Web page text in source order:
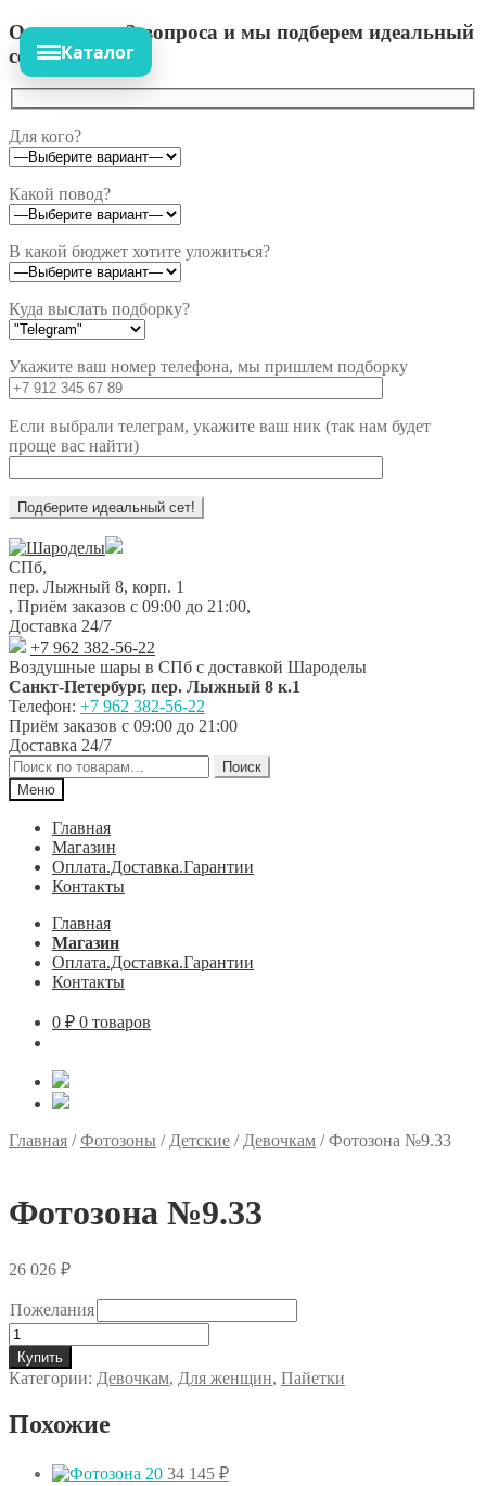
Ответьте на 3 вопроса и мы подберем идеальный
сет!
Для кого?
Какой повод?
В какой бюджет хотите уложиться?
Куда выслать подборку?
Укажите ваш номер телефона, мы пришлем подборку
Если выбрали телеграм, укажите ваш ник (так нам будет
проще вас найти)
Перейти
к
навигации
Перейти
к
содержимому
СПб,
пер. Лыжный 8, корп. 1
, Приём заказов с 09:00 до 21:00,
Доставка 24/7
+7 962 382-56-22
Воздушные шары в СПб с доставкой Шароделы
Санкт-Петербург, пер. Лыжный 8 к.1
Телефон: +7 962 382-56-22
Приём заказов с 09:00 до 21:00
Доставка 24/7
Искать:
Поиск
Меню
Главная
Магазин
Оплата.Доставка.Гарантии
Контакты
Главная
Магазин
Оплата.Доставка.Гарантии
Контакты
0 ₽ 0 товаров
Каталог
Главная /Фотозоны / Детские / Девочкам /Фотозона №9.33
Фотозона №9.33
26 026 ₽
Пожелания
Количество
товара
Фотозона
№9.33
Купить
Категории: Девочкам, Для женщин, Пайетки
Похожие
34 145 ₽